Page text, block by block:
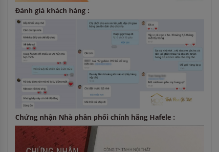
Đánh giá khách hàng :
Chứng nhận Nhà phân phối chính hãng Hafele :